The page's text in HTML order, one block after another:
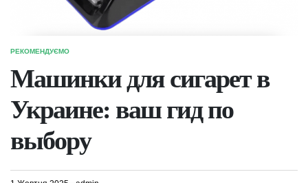
ОПУБЛІКУВАТИ
РЕКОМЕНДУЄМО
Машинки для сигарет в
Украине: ваш гид по
выбору